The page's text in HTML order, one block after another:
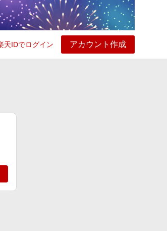
天IDでログイン アカウント作成